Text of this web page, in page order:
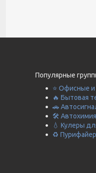
Популярные
⭐ Офисные
🔥 Бытовая
🚗
🛠️
💧 Кулеры
♻️